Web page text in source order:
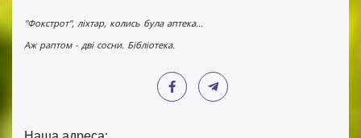
"Фокстрот", ліхтар, колись була аптека...
Аж раптом - дві сосни. Бібліотека.